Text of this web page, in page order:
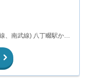
、南武線) 八丁畷駅から